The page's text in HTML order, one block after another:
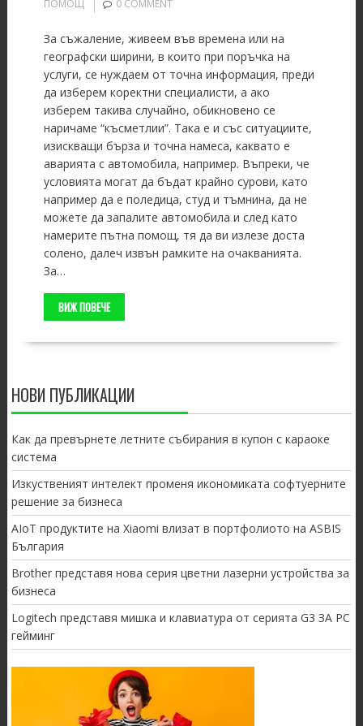
ПОМОЩ
0 COMMENT
За съжаление, живеем във времена или на
географски ширини, в които при поръчка на
услуги, се нуждаем от точна информация, преди
да изберем коректни специалисти, а ако
изберем такива случайно, обикновено се
наричаме “късметлии”. Така е и със ситуациите,
изискващи бърза и точна намеса, каквато е
аварията с автомобила, например. Въпреки, че
условията могат да бъдат крайно сурови, като
например да е поледица, студ и тъмнина, да не
можете да запалите автомобила и след като
намерите пътна помощ, тя да ви излезе доста
солено, далеч извън рамките на очакванията.
За…
ВИЖ ПОВЕЧЕ
НОВИ ПУБЛИКАЦИИ
Как да превърнете летните събирания в купон с караоке
система
Изкуственият интелект променя икономиката софтуерните
решение за бизнеса
AIoT продуктите на Xiaomi влизат в портфолиото на ASBIS
България
Brother представя нова серия цветни лазерни устройства за
бизнеса
Logitech представя мишка и клавиатура от серията G3 ЗА PC
гейминг